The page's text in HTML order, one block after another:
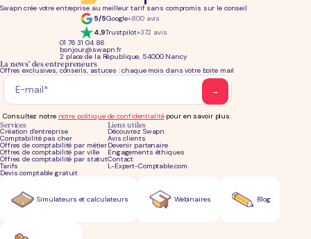
Swapn crée votre entreprise au meilleur tarif sans compromis sur le conseil
5/5Google+800 avis
4,9Trustpilot+372 avis
01 76 31 04 86
bonjour@swapn.fr
2 place de la République, 54000 Nancy
Services
Création d'entreprise
Comptabilité pas cher
Offres de comptabilité par métier
Offres de comptabilité par ville
Offres de comptabilité par statut
Tarifs
Devis comptable gratuit
Liens utiles
Découvrez Swapn
Avis clients
Devenir partenaire
Engagements éthiques
Contact
L-Expert-Comptable.com
La news' des entrepreneurs
Offres exclusives, conseils, astuces : chaque mois dans votre boite mail
Consultez notre notre politique de confidentialitépour en savoir plus.
Simulateurs et calculateurs Blog
Webinaires